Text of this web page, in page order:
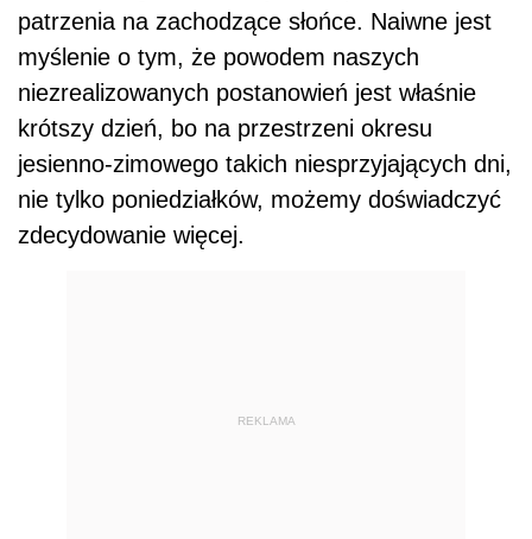
patrzenia na zachodzące słońce. Naiwne jest
myślenie o tym, że powodem naszych
niezrealizowanych postanowień jest właśnie
krótszy dzień, bo na przestrzeni okresu
jesienno-zimowego takich niesprzyjających dni,
nie tylko poniedziałków, możemy doświadczyć
zdecydowanie więcej.
REKLAMA